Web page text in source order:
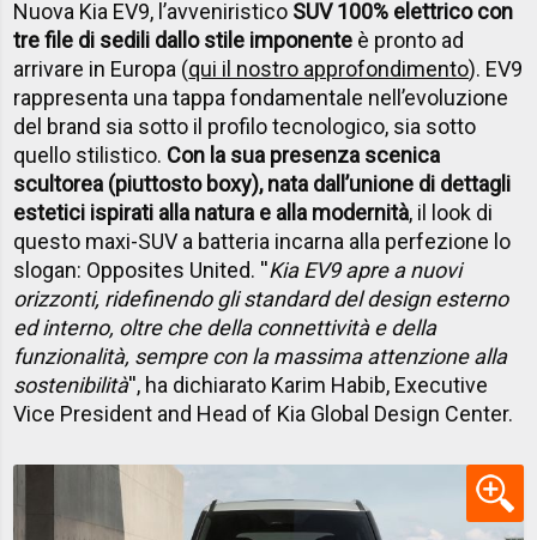
Nuova Kia EV9, l’avveniristico SUV 100% elettrico con
tre file di sedili dallo stile imponente è pronto ad
arrivare in Europa (qui il nostro approfondimento). EV9
rappresenta una tappa fondamentale nell’evoluzione
del brand sia sotto il profilo tecnologico, sia sotto
quello stilistico. Con la sua presenza scenica
scultorea (piuttosto boxy), nata dall’unione di dettagli
estetici ispirati alla natura e alla modernità, il look di
questo maxi-SUV a batteria incarna alla perfezione lo
slogan: Opposites United. ''Kia EV9 apre a nuovi
orizzonti, ridefinendo gli standard del design esterno
ed interno, oltre che della connettività e della
funzionalità, sempre con la massima attenzione alla
sostenibilità'', ha dichiarato Karim Habib, Executive
Vice President and Head of Kia Global Design Center.